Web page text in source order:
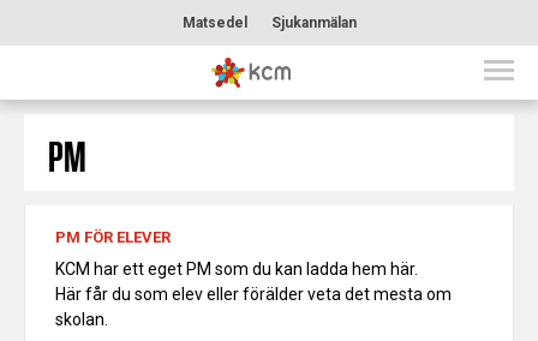
Matsedel Sjukanmälan
PM
PM FÖR ELEVER
KCM har ett eget PM som du kan ladda hem här.
Här får du som elev eller förälder veta det mesta om
skolan.